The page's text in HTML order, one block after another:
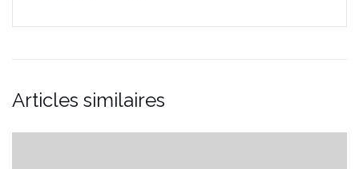
Articles similaires